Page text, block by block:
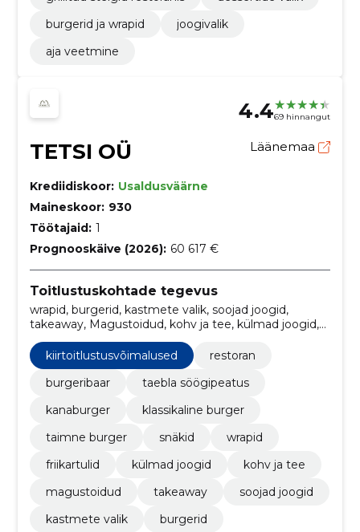
burgerid ja wrapid
joogivalik
aja veetmine
4.469 hinnangut
TETSI OÜ Läänemaa
Krediidiskoor: Usaldusväärne
Maineskoor: 930
Töötajaid: 1
Prognooskäive (2026): 60 617 €
Toitlustuskohtade tegevus
wrapid, burgerid, kastmete valik, soojad joogid,
takeaway, Magustoidud, kohv ja tee, külmad joogid,
friikartulid, Restoran
kiirtoitlustusvõimalused
restoran
burgeribaar
taebla söögipeatus
kanaburger
klassikaline burger
taimne burger
snäkid
wrapid
friikartulid
külmad joogid
kohv ja tee
magustoidud
takeaway
soojad joogid
kastmete valik
burgerid